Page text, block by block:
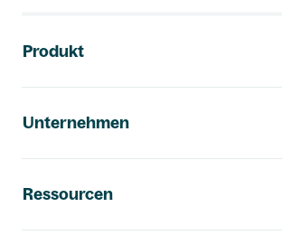
Produkt
Unternehmen
Ressourcen